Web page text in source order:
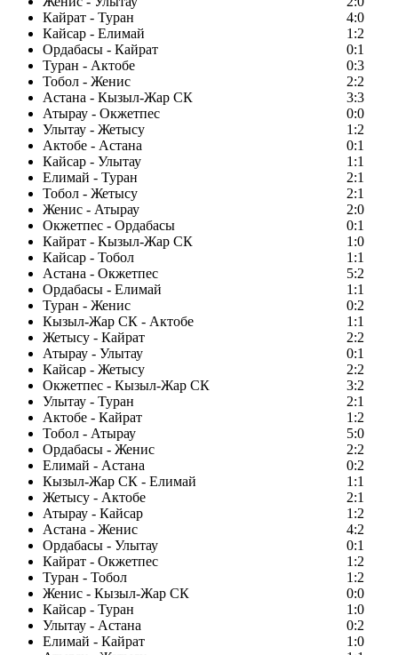
Кайрат - Туран
4:0
Кайсар - Елимай
1:2
Ордабасы - Кайрат
0:1
Туран - Актобе
0:3
Тобол - Женис
2:2
Астана - Кызыл-Жар СК
3:3
Атырау - Окжетпес
0:0
Улытау - Жетысу
1:2
Актобе - Астана
0:1
Кайсар - Улытау
1:1
Елимай - Туран
2:1
Тобол - Жетысу
2:1
Женис - Атырау
2:0
Окжетпес - Ордабасы
0:1
Кайрат - Кызыл-Жар СК
1:0
Кайсар - Тобол
1:1
Астана - Окжетпес
5:2
Ордабасы - Елимай
1:1
Туран - Женис
0:2
Кызыл-Жар СК - Актобе
1:1
Жетысу - Кайрат
2:2
Атырау - Улытау
0:1
Кайсар - Жетысу
2:2
Окжетпес - Кызыл-Жар СК
3:2
Улытау - Туран
2:1
Актобе - Кайрат
1:2
Тобол - Атырау
5:0
Ордабасы - Женис
2:2
Елимай - Астана
0:2
Кызыл-Жар СК - Елимай
1:1
Жетысу - Актобе
2:1
Атырау - Кайсар
1:2
Астана - Женис
4:2
Ордабасы - Улытау
0:1
Кайрат - Окжетпес
1:2
Туран - Тобол
1:2
Женис - Кызыл-Жар СК
0:0
Кайсар - Туран
1:0
Улытау - Астана
0:2
Елимай - Кайрат
1:0